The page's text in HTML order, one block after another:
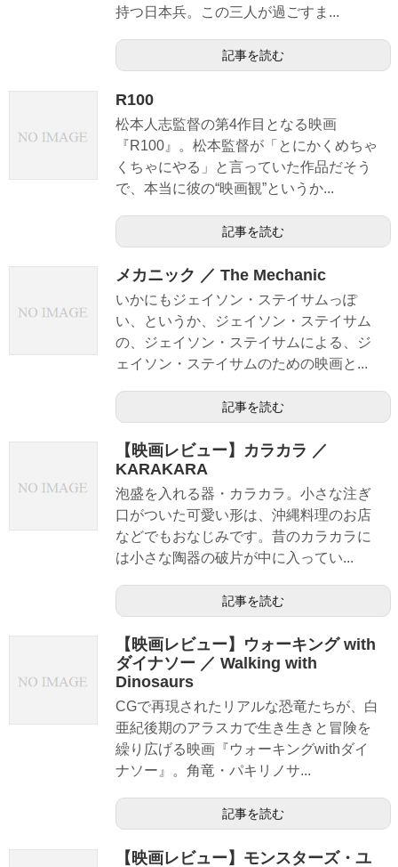
持つ日本兵。この三人が過ごすま...
記事を読む
R100
松本人志監督の第4作目となる映画
『R100』。松本監督が「とにかくめちゃ
くちゃにやる」と言っていた作品だそう
で、本当に彼の“映画観”というか...
記事を読む
メカニック ／ The Mechanic
いかにもジェイソン・ステイサムっぽ
い、というか、ジェイソン・ステイサム
の、ジェイソン・ステイサムによる、ジ
ェイソン・ステイサムのための映画と...
記事を読む
【映画レビュー】カラカラ ／
KARAKARA
泡盛を入れる器・カラカラ。小さな注ぎ
口がついた可愛い形は、沖縄料理のお店
などでもおなじみです。昔のカラカラに
は小さな陶器の破片が中に入ってい...
記事を読む
【映画レビュー】ウォーキング with
ダイナソー ／ Walking with
Dinosaurs
CGで再現されたリアルな恐竜たちが、白
亜紀後期のアラスカで生き生きと冒険を
繰り広げる映画『ウォーキングwithダイ
ナソー』。角竜・パキリノサ...
記事を読む
【映画レビュー】モンスターズ・ユ